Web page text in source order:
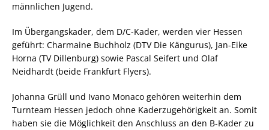
männlichen Jugend.
Im Übergangskader, dem D/C-Kader, werden vier Hessen
geführt: Charmaine Buchholz (DTV Die Kängurus), Jan-Eike
Horna (TV Dillenburg) sowie Pascal Seifert und Olaf
Neidhardt (beide Frankfurt Flyers).
Johanna Grüll und Ivano Monaco gehören weiterhin dem
Turnteam Hessen jedoch ohne Kaderzugehörigkeit an. Somit
haben sie die Möglichkeit den Anschluss an den B-Kader zu